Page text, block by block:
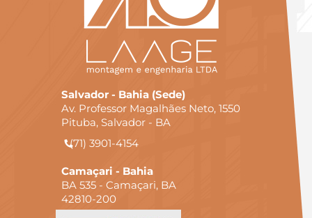
Salvador - Bahia (Sede)
Av. Professor Magalhães Neto, 1550
Pituba, Salvador - BA
(71) 3901-4154
Camaçari - Bahia
BA 535 - Camaçari, BA
42810-200